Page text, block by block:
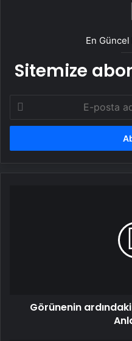
En
Sitemize
posta
adresinizi
Görünenin